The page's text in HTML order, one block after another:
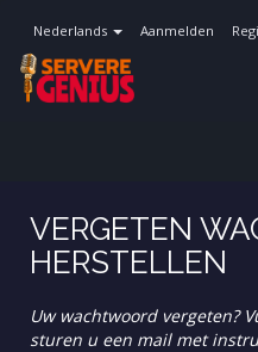
Nederlands Aanmelden
VERGETEN
HERSTELLEN
Uw wachtwoord vergeten?
sturen u een mail met